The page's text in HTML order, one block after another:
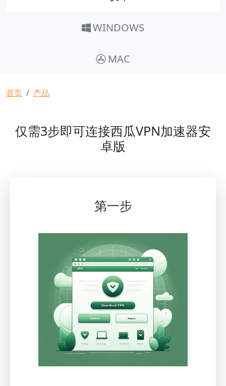
WINDOWS
MAC
面包屑
首页 产品
仅需3步即可连接西瓜VPN加速器安
卓版
第一步